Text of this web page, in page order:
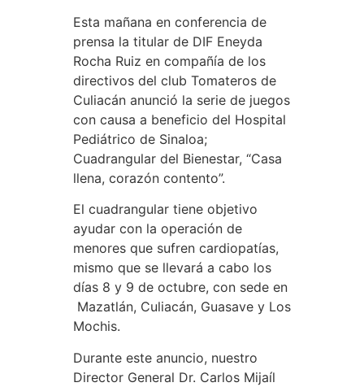
Esta mañana en conferencia de
prensa la titular de DIF Eneyda
Rocha Ruiz en compañía de los
directivos del club Tomateros de
Culiacán anunció la serie de juegos
con causa a beneficio del Hospital
Pediátrico de Sinaloa;
Cuadrangular del Bienestar, “Casa
llena, corazón contento”.
El cuadrangular tiene objetivo
ayudar con la operación de
menores que sufren cardiopatías,
mismo que se llevará a cabo los
días 8 y 9 de octubre, con sede en
Mazatlán, Culiacán, Guasave y Los
Mochis.
Durante este anuncio, nuestro
Director General Dr. Carlos Mijaíl